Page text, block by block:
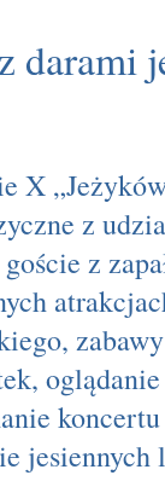
darami
X
z
z